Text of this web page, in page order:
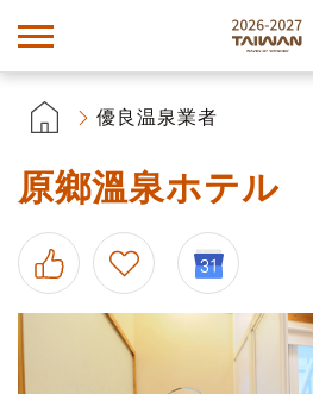
優良温泉業者
原鄉溫泉ホテル